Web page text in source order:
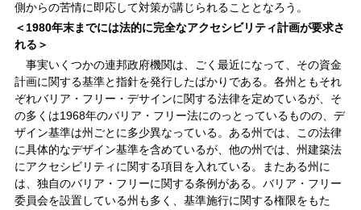
側からの苦情に即応して対策が講じられることとなろう。
＜1980年末までには法的に完全なアクセシビリティ計画が要求さ
れる＞
事実いくつかの連邦政府機関は、ごく最近になって、その資金
計画に関する基準と指針を発行したばかりである。各州ともそれ
ぞれバリア・フリー・デサインに関する法律を定めているが、そ
の多くは1968年のバリア・フリー法にのっとっているものの、デ
ザイン基準は州ごとに多少異なっている。ある州では、この法律
に具体的なデザイン基準を含めているが、他の州では、州建築法
にアクセシビリティに関する項目を入れている。またある州に
は、独自のバリア・フリーに関する条例がある。バリア・フリー
委員会を設置している州も多く、基準施行に関する権限をもた